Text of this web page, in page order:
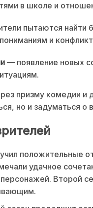
в школе и
пытаются найти
и
— появление новых
призму комедии и
но и задуматься о
положительные
удачное
Второй